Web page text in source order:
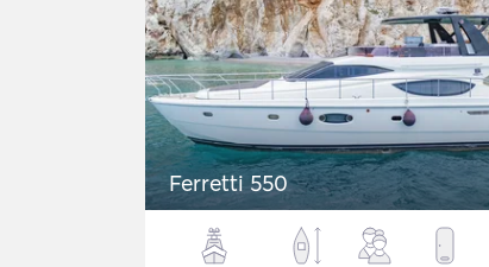
Ferretti 550